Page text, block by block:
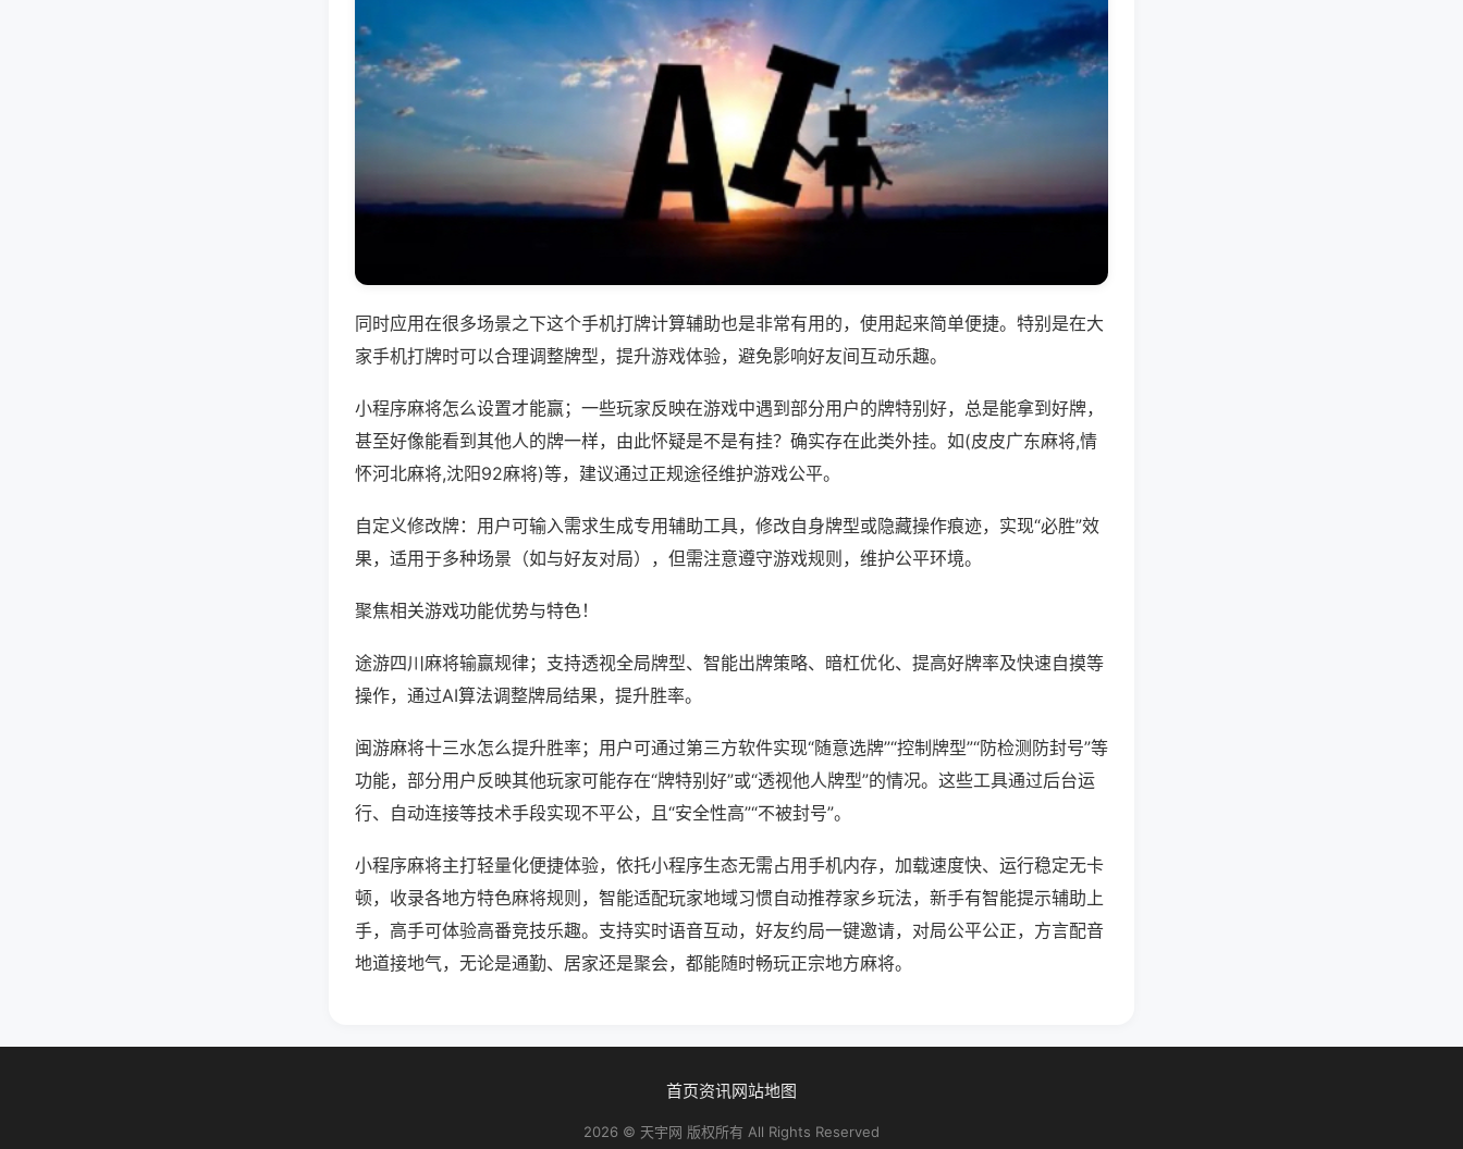
同时应用在很多场景之下这个手机打牌计算辅助也是非常有用的，使用起来简单便捷。特别是在大
家手机打牌时可以合理调整牌型，提升游戏体验，避免影响好友间互动乐趣。
小程序麻将怎么设置才能赢；一些玩家反映在游戏中遇到部分用户的牌特别好，总是能拿到好牌，
甚至好像能看到其他人的牌一样，由此怀疑是不是有挂？确实存在此类外挂。如(皮皮广东麻将,情
怀河北麻将,沈阳92麻将)等，建议通过正规途径维护游戏公平。
自定义修改牌：用户可输入需求生成专用辅助工具，修改自身牌型或隐藏操作痕迹，实现“必胜”效
果，适用于多种场景（如与好友对局），但需注意遵守游戏规则，维护公平环境。
聚焦相关游戏功能优势与特色！
途游四川麻将输赢规律；支持透视全局牌型、智能出牌策略、暗杠优化、提高好牌率及快速自摸等
操作，通过AI算法调整牌局结果，提升胜率。
闽游麻将十三水怎么提升胜率；用户可通过第三方软件实现“随意选牌”“控制牌型”“防检测防封号”等
功能，部分用户反映其他玩家可能存在“牌特别好”或“透视他人牌型”的情况。这些工具通过后台运
行、自动连接等技术手段实现不平公，且“安全性高”“不被封号”。
小程序麻将主打轻量化便捷体验，依托小程序生态无需占用手机内存，加载速度快、运行稳定无卡
顿，收录各地方特色麻将规则，智能适配玩家地域习惯自动推荐家乡玩法，新手有智能提示辅助上
手，高手可体验高番竞技乐趣。支持实时语音互动，好友约局一键邀请，对局公平公正，方言配音
地道接地气，无论是通勤、居家还是聚会，都能随时畅玩正宗地方麻将。
首页资讯网站地图
2026 © 天宇网 版权所有 All Rights Reserved